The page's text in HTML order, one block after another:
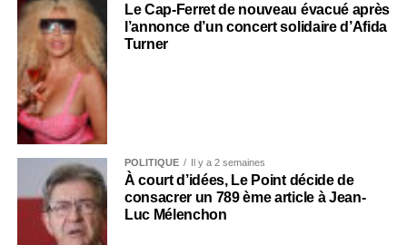
Le Cap-Ferret de nouveau évacué après
l’annonce d’un concert solidaire d’Afida
Turner
POLITIQUE Il y a 2 semaines
À court d’idées, Le Point décide de
consacrer un 789 ème article à Jean-
Luc Mélenchon